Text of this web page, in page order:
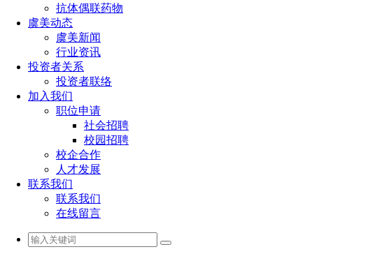
抗体偶联药物
虞美动态
虞美新闻
行业资讯
投资者关系
投资者联络
加入我们
职位申请
社会招聘
校园招聘
校企合作
人才发展
联系我们
联系我们
在线留言